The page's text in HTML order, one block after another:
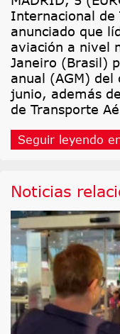
Internacional de
anunciado que
aviación a nivel
Janeiro (Brasil)
anual (AGM)
junio, además
de Transporte
Seguir leyendo
Noticias